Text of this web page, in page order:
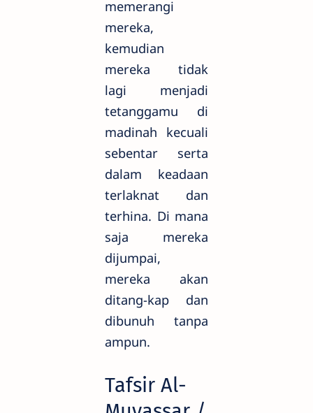
memerangi
mereka,
kemudian
mereka tidak
lagi menjadi
tetanggamu di
madinah kecuali
sebentar serta
dalam keadaan
terlaknat dan
terhina. Di mana
saja mereka
dijumpai,
mereka akan
ditang-kap dan
dibunuh tanpa
ampun.
Tafsir Al-